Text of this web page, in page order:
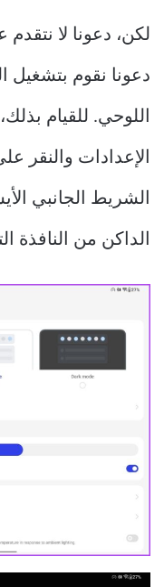
لكن، دعونا لا
دعونا نقوم بتشغيل
اللوحي. للقيام
الإعدادات والنقر
الشريط الجانبي
الداكن من النافذة